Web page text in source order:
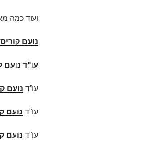
ועוד כמה
נועם
עו"ד נועם
עו”ד נועם
עו"ד נועם
עו"ד נועם